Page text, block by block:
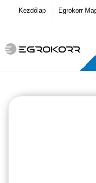
Kezdőlap Egrokorr